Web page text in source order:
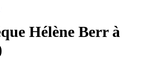
Hélène Berr à